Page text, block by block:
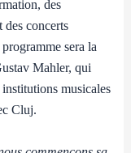
des
des concerts
sera la
Mahler, qui
musicales
Cluj.